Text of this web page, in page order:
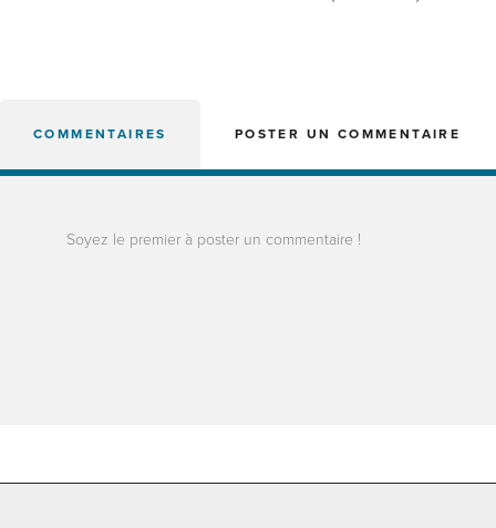
COMMENTAIRES POSTER UN COMMENTAIRE
Soyez le premier à poster un commentaire !